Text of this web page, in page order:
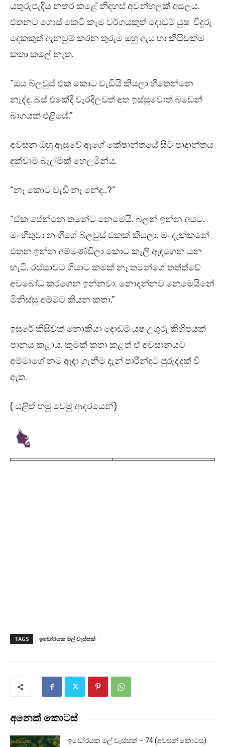
යතුරුපැදිය නතර කළේ නිදහස් අවන්හලක් අසලය.
එතනට ගොස් කෙටි කෑම වර්ගයකුත් දොඩම් යුෂ වීදුරු
දෙකකුත් ඇනවුම් කරන තුරුම ඔහු ඇය හා කිසිවක්ම
කතා කලේ නැත.
“ඔය බ්ලවුස් එක කොට වැඩියි කියලා හිතෙන්නෙ
නැද්ද. බස් එකේදි වැරදිලවත් අත ඉස්සුවොත් බඩෙන්
බාගයක් එළියේ.”
අවසන ඔහු ඇසුවේ ඇගේ කේෂාන්තයේ සිට පාදාන්තය
දක්වාම බැල්මක් හෙලමින්ය.
“නෑ කොට වැඩි නෑ නේද..?”
“ඒක පේන්නෙ තමන්ට නෙමෙයි. බලන් ඉන්න අයට.
මං හිතුවා නංගිගේ බ්ලවුස් එකක් කියලා. මං දැක්කනේ
එතන ඉන්න අම්මණ්ඩිලා කොට කෑලි ඇඳගෙන යන
හැටි. රස්සාවට ගියාට කමක් නෑ තමන්ගේ තත්ත්වේ
අවබෝධ කරගෙන ඉන්නවා. නොදන්නව නෙමෙයිනේ
මිනිස්සු අම්මට කියන කතා.”
ඉසුරේ කිසිවක් නොකියා දොඩම් යුෂ උගුරු කිහිපයක්
පානය කළාය. කුමක් කතා කළත් ඒ අවසානයට
අම්මාගේ නම ඈඳා ගැනීම දැන් පාරින්දට පුරුද්දක් වී
ඇත.
( යළිත් හමු වෙමු ආදරයෙන්)
TAGS ඉඩෝරයක මල් වැස්සක්
අනෙක් කොටස්
ඉඩෝරයක මල් වැස්සක් – 74 (අවසන් කොටස)